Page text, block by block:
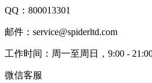
QQ： 800013301
邮件：service@spiderltd.com
工作时间：周一至周日，9:00 -
微信客服